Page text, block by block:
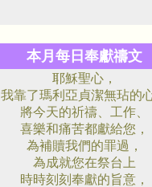
本月每日奉獻禱文
耶穌聖心，
我靠了瑪利亞貞潔無玷的
將今天的祈禱、工作、
喜樂和痛苦都獻給您，
為補贖我們的罪過，
為成就您在祭台上
時時刻刻奉獻的旨意，